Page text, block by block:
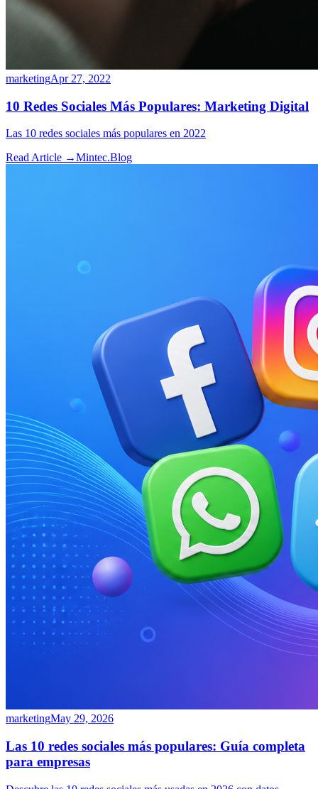
marketingApr 27, 2022
10 Redes Sociales Más Populares: Marketing Digital
Las 10 redes sociales más populares en 2022
Read Article →Mintec.Blog
marketingMay 29, 2026
Las 10 redes sociales más populares: Guía completa
para empresas